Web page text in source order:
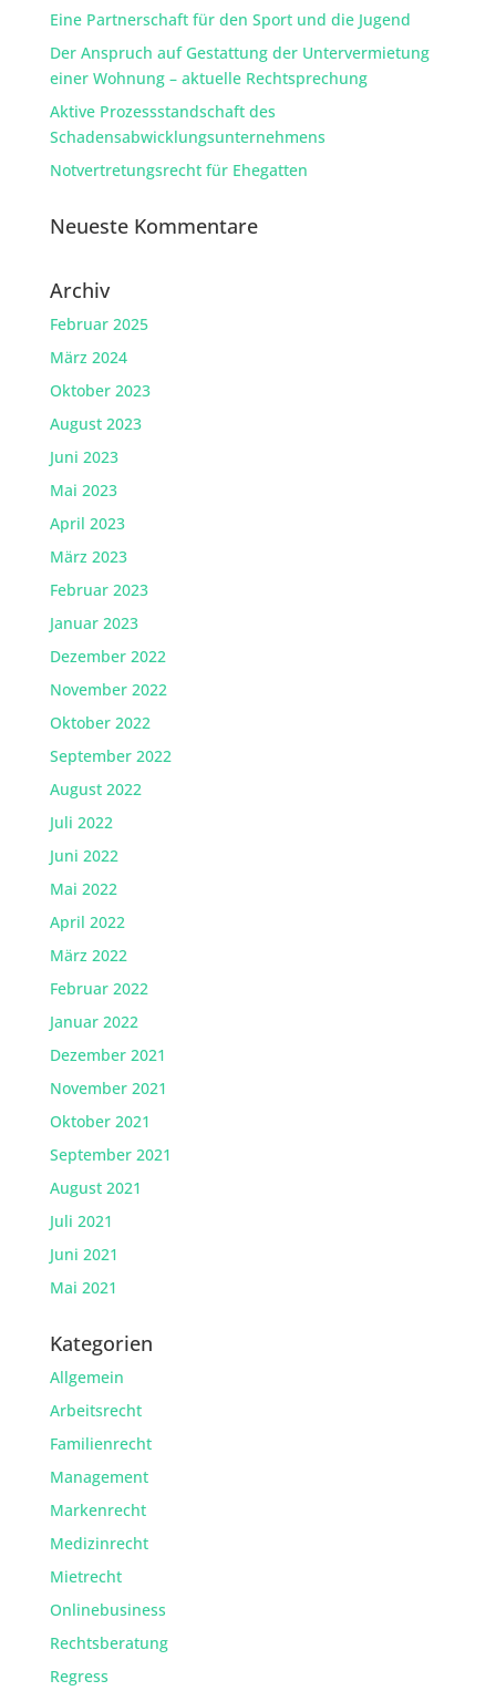
Eine Partnerschaft für den Sport und die Jugend
Der Anspruch auf Gestattung der Untervermietung
einer Wohnung – aktuelle Rechtsprechung
Aktive Prozessstandschaft des
Schadensabwicklungsunternehmens
Notvertretungsrecht für Ehegatten
Neueste Kommentare
Archiv
Februar 2025
März 2024
Oktober 2023
August 2023
Juni 2023
Mai 2023
April 2023
März 2023
Februar 2023
Januar 2023
Dezember 2022
November 2022
Oktober 2022
September 2022
August 2022
Juli 2022
Juni 2022
Mai 2022
April 2022
März 2022
Februar 2022
Januar 2022
Dezember 2021
November 2021
Oktober 2021
September 2021
August 2021
Juli 2021
Juni 2021
Mai 2021
Kategorien
Allgemein
Arbeitsrecht
Familienrecht
Management
Markenrecht
Medizinrecht
Mietrecht
Onlinebusiness
Rechtsberatung
Regress